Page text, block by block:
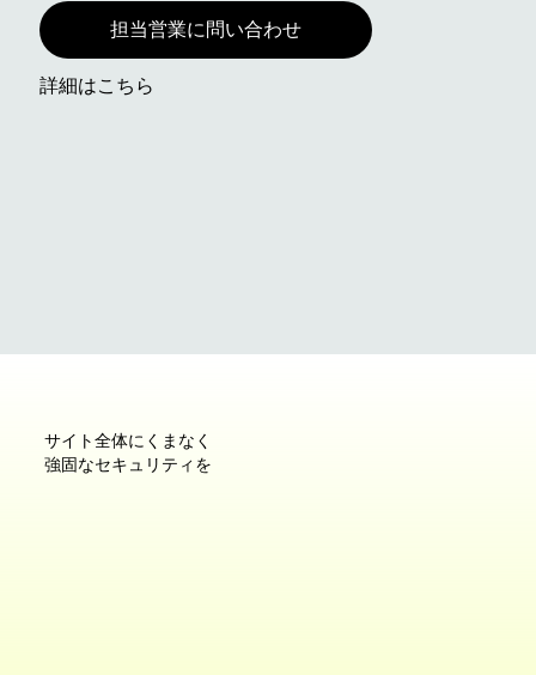
担当営業に問い合わせ
詳細はこちら
サイト全体にくまなく
強固なセキュリティを